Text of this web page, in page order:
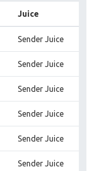
Juice
Sender Juice
Sender Juice
Sender Juice
Sender Juice
Sender Juice
Sender Juice